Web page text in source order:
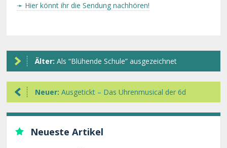
➛ Hier könnt ihr die Sendung nachhören!
Älter:Als “Blühende Schule” ausgezeichnet
Neuer:Ausgetickt – Das Uhrenmusical der 6d
Neueste Artikel